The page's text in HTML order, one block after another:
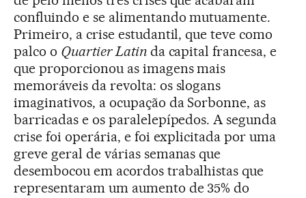
confluindo e se alimentando mutuamente.
Primeiro, a crise estudantil, que teve como
palco o Quartier Latinda capital francesa, e
que proporcionou as imagens mais
memoráveis da revolta: os slogans
imaginativos, a ocupação da Sorbonne, as
barricadas e os paralelepípedos. A segunda
crise foi operária, e foi explicitada por uma
greve geral de várias semanas que
desembocou em acordos trabalhistas que
representaram um aumento de 35% do